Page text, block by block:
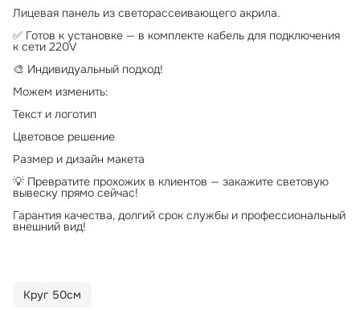
Лицевая панель из светорассеивающего акрила.
✅ Готов к установке — в комплекте кабель для подключения
к сети 220V
🎨 Индивидуальный подход!
Можем изменить:
Текст и логотип
Цветовое решение
Размер и дизайн макета
💡 Превратите прохожих в клиентов — закажите световую
вывеску прямо сейчас!
Гарантия качества, долгий срок службы и профессиональный
внешний вид!
Круг 50см